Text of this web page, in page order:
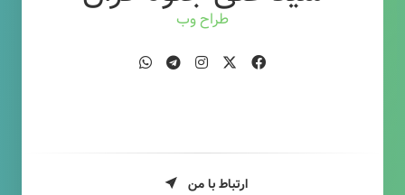
طراح وب
ارتباط با من